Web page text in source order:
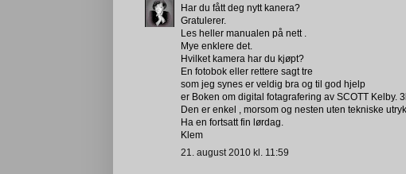
Har du fått deg nytt kanera?
Gratulerer.
Les heller manualen på nett .
Mye enklere det.
Hvilket kamera har du kjøpt?
En fotobok eller rettere sagt tre
som jeg synes er veldig bra og til god hjelp
er Boken om digital fotagrafering av SCOTT Kelby.
Den er enkel , morsom og nesten uten tekniske
Ha en fortsatt fin lørdag.
Klem
21. august 2010 kl. 11:59